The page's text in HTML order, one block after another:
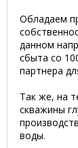
Обладаем
данном
сбыта со
партнера
Так же, на
скважины
воды.